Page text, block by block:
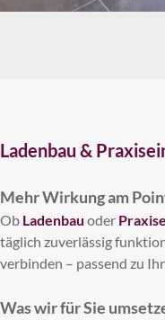
Ladenbau &
Mehr Wirkung am
Ob Ladenbau oder
täglich zuverlässig
verbinden – passend zu
Was wir für Sie